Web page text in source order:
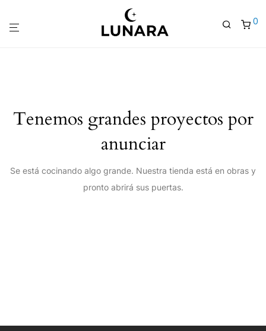
0
Tenemos grandes proyectos por
anunciar
Se está cocinando algo grande. Nuestra tienda está en obras y
pronto abrirá sus puertas.